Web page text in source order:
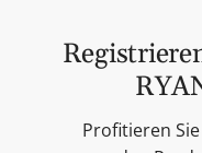
Profitieren